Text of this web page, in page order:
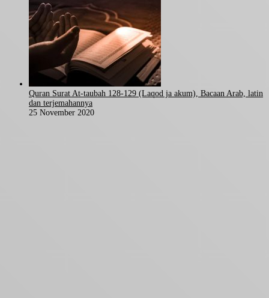
Quran Surat At-taubah 128-129 (Laqod ja akum), Bacaan Arab, latin
dan terjemahannya
25 November 2020